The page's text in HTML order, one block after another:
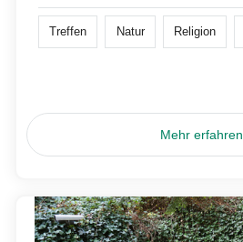
Treffen Natur Religion
Mehr erfahren